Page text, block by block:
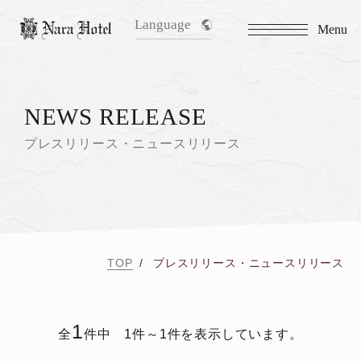
Language Menu
プレスリリース・ニュースリリース
NEWS RELEASE
TOP プレスリリース・ニュースリリース
全 1件中 1件～1件を表示しています。